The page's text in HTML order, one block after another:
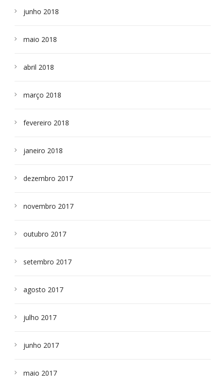
junho 2018
maio 2018
abril 2018
março 2018
fevereiro 2018
janeiro 2018
dezembro 2017
novembro 2017
outubro 2017
setembro 2017
agosto 2017
julho 2017
junho 2017
maio 2017